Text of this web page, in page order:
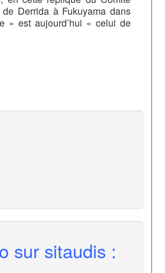
Derrida à Fukuyama dans
» est aujourd’hui « celui de
sur sitaudis :